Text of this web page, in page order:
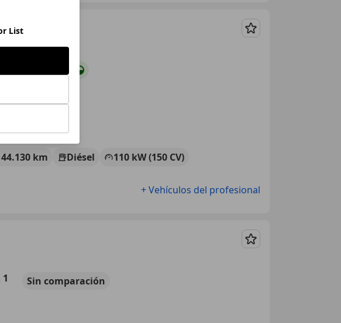
Guardar
precio
km Diésel
110 kW (150 CV)
+ Vehículos del profesional
Guardar
1 Sin comparación
List